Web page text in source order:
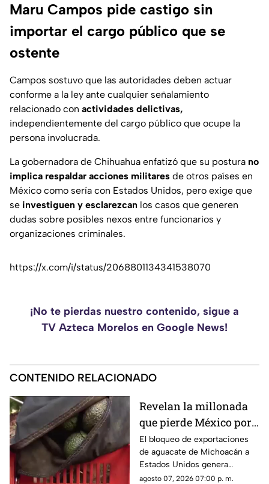
Maru Campos pide castigo sin
importar el cargo público que se
ostente
Campos sostuvo que las autoridades deben actuar
conforme a la ley ante cualquier señalamiento
relacionado con actividades delictivas,
independientemente del cargo público que ocupe la
persona involucrada.
La gobernadora de Chihuahua enfatizó que su postura no
implica respaldar acciones militares de otros países en
México como sería con Estados Unidos, pero exige que
se investiguen y esclarezcan los casos que generen
dudas sobre posibles nexos entre funcionarios y
organizaciones criminales.
https://x.com/i/status/2068801134341538070
¡No te pierdas nuestro contenido, sigue a
TV Azteca Morelos en Google News!
CONTENIDO RELACIONADO
Revelan la millonada
que pierde México por
el bloqueo de Estados
Unidos al aguacate de
Michoacán
El bloqueo de exportaciones
de aguacate de Michoacán a
Estados Unidos genera
pérdidas millonarias.
agosto 07, 2026 07:00 p. m.